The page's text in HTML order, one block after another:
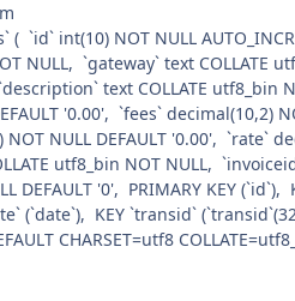
( `id` int(10) NOT NULL
NULL, `gateway` text COLLATE
text COLLATE utf8_bin
'0.00', `fees` decimal(10,2)
NULL DEFAULT '0.00', `rate`
utf8_bin NOT NULL,
DEFAULT '0', PRIMARY KEY
(`date`), KEY `transid`
CHARSET=utf8